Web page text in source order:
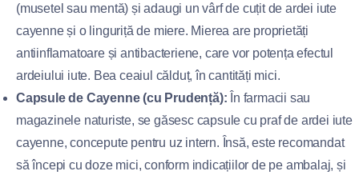
(musetel sau mentă) și adaugi un vârf de cuțit de ardei iute
cayenne și o linguriță de miere. Mierea are proprietăți
antiinflamatoare și antibacteriene, care vor potența efectul
ardeiului iute. Bea ceaiul călduț, în cantități mici.
Capsule de Cayenne (cu Prudență): În farmacii sau
magazinele naturiste, se găsesc capsule cu praf de ardei iute
cayenne, concepute pentru uz intern. Însă, este recomandat
să începi cu doze mici, conform indicațiilor de pe ambalaj, și